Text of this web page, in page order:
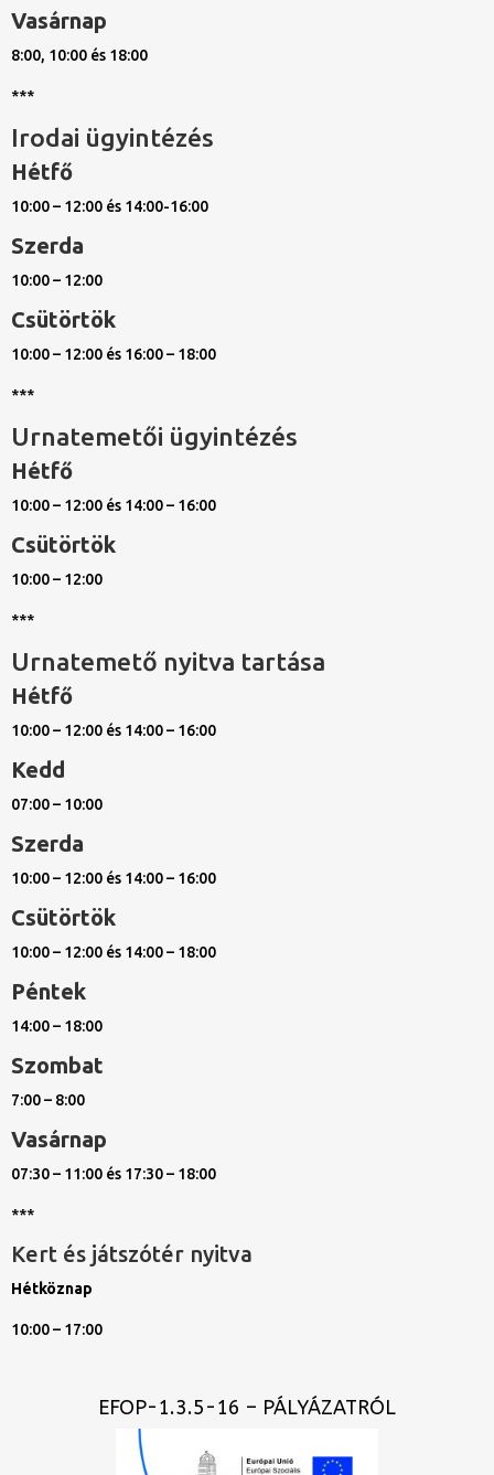
Vasárnap
8:00, 10:00 és 18:00
***
Irodai ügyintézés
Hétfő
10:00 – 12:00 és 14:00-16:00
Szerda
10:00 – 12:00
Csütörtök
10:00 – 12:00 és 16:00 – 18:00
***
Urnatemetői ügyintézés
Hétfő
10:00 – 12:00 és 14:00 – 16:00
Csütörtök
10:00 – 12:00
***
Urnatemető nyitva tartása
Hétfő
10:00 – 12:00 és 14:00 – 16:00
Kedd
07:00 – 10:00
Szerda
10:00 – 12:00 és 14:00 – 16:00
Csütörtök
10:00 – 12:00 és 14:00 – 18:00
Péntek
14:00 – 18:00
Szombat
7:00 – 8:00
Vasárnap
07:30 – 11:00 és 17:30 – 18:00
***
Kert és játszótér nyitva
Hétköznap
10:00 – 17:00
EFOP-1.3.5-16 – PÁLYÁZATRÓL